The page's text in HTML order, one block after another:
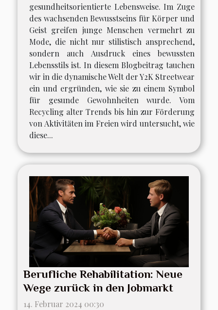
gesundheitsorientierte Lebensweise. Im Zuge
des wachsenden Bewusstseins für Körper und
Geist greifen junge Menschen vermehrt zu
Mode, die nicht nur stilistisch ansprechend,
sondern auch Ausdruck eines bewussten
Lebensstils ist. In diesem Blogbeitrag tauchen
wir in die dynamische Welt der Y2K Streetwear
ein und ergründen, wie sie zu einem Symbol
für gesunde Gewohnheiten wurde. Vom
Recycling alter Trends bis hin zur Förderung
von Aktivitäten im Freien wird untersucht, wie
diese...
Berufliche Rehabilitation: Neue
Wege zurück in den Jobmarkt
14. Februar 2024 00:30